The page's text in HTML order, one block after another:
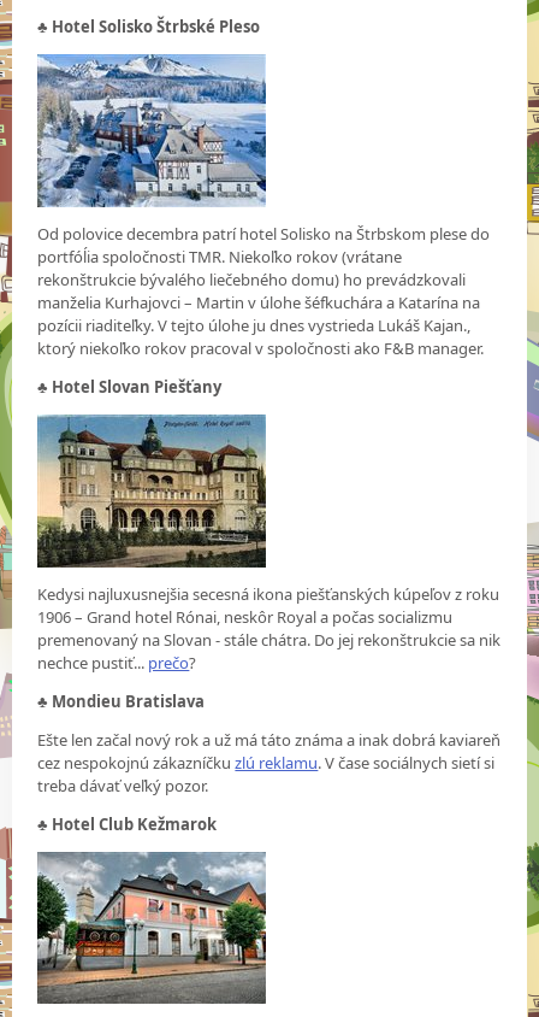
♣ Hotel Solisko Štrbské Pleso
Od polovice decembra patrí hotel Solisko na Štrbskom plese do
portfóĺia spoločnosti TMR. Niekoľko rokov (vrátane
rekonštrukcie bývalého liečebného domu) ho prevádzkovali
manželia Kurhajovci – Martin v úlohe šéfkuchára a Katarína na
pozícii riaditeľky. V tejto úlohe ju dnes vystrieda Lukáš Kajan.,
ktorý niekoľko rokov pracoval v spoločnosti ako F&B manager.
♣ Hotel Slovan Piešťany
Kedysi najluxusnejšia secesná ikona piešťanských kúpeľov z roku
1906 – Grand hotel Rónai, neskôr Royal a počas socializmu
premenovaný na Slovan - stále chátra. Do jej rekonštrukcie sa nik
nechce pustiť... prečo?
♣ Mondieu Bratislava
Ešte len začal nový rok a už má táto známa a inak dobrá kaviareň
cez nespokojnú zákazníčkuzlú reklamu. V čase sociálnych sietí si
treba dávať veľký pozor.
♣ Hotel Club Kežmarok